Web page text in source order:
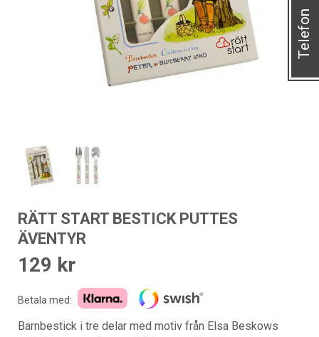
RÄTT START BESTICK PUTTES
ÄVENTYR
129 kr
Betala med:
Barnbestick i tre delar med motiv från Elsa Beskows
Telefon